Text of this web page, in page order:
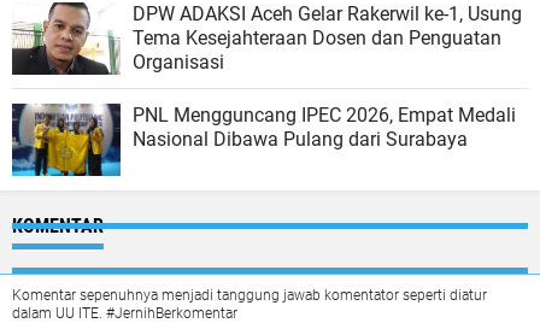
DPW ADAKSI Aceh Gelar Rakerwil ke-1, Usung
Tema Kesejahteraan Dosen dan Penguatan
Organisasi
PNL Mengguncang IPEC 2026, Empat Medali
Nasional Dibawa Pulang dari Surabaya
KOMENTAR
Komentar sepenuhnya menjadi tanggung jawab komentator seperti diatur
dalam UU ITE. #JernihBerkomentar